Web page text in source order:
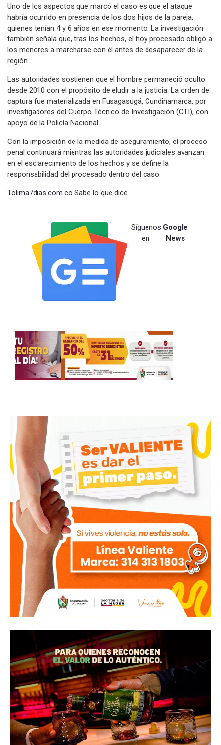
Uno de los aspectos que marcó el caso es que el ataque
habría ocurrido en presencia de los dos hijos de la pareja,
quienes tenían 4 y 6 años en ese momento. La investigación
también señala que, tras los hechos, el hoy procesado obligó a
los menores a marcharse con él antes de desaparecer de la
región.
Las autoridades sostienen que el hombre permaneció oculto
desde 2010 con el propósito de eludir a la justicia. La orden de
captura fue materializada en Fusagasugá, Cundinamarca, por
investigadores del Cuerpo Técnico de Investigación (CTI), con
apoyo de la Policía Nacional.
Con la imposición de la medida de aseguramiento, el proceso
penal continuará mientras las autoridades judiciales avanzan
en el esclarecimiento de los hechos y se define la
responsabilidad del procesado dentro del caso.
Tolima7dias.com.co Sabe lo que dice.
Síguenos
en
Google
News